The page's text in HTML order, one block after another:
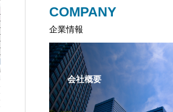
COMPANY
企業情報
会社概要